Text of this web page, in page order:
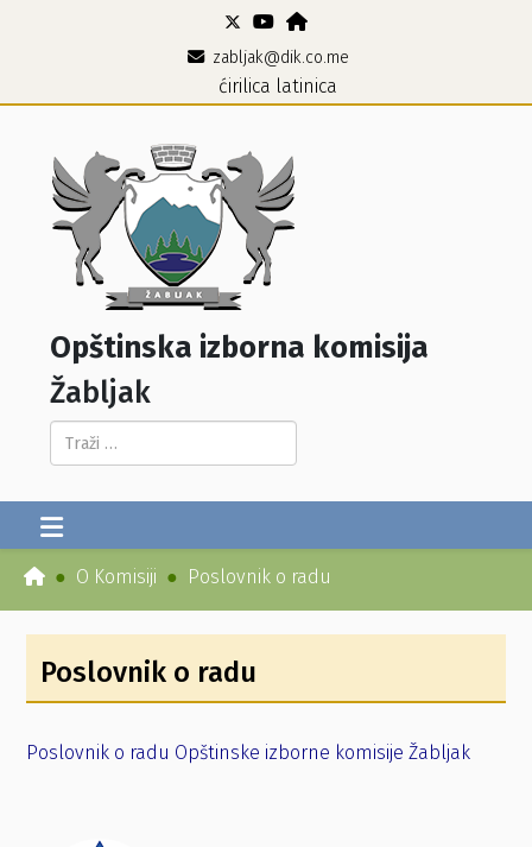
zabljak@dik.co.me
ćirilica latinica
Opštinska izborna komisija
Žabljak
Pretraga...
O Komisiji Poslovnik o radu
Poslovnik o radu
Poslovnik o radu Opštinske izborne komisije Žabljak